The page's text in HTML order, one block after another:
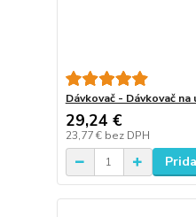
Dávkovač - Dávkovač
29,24 €
23,77 € bez DPH